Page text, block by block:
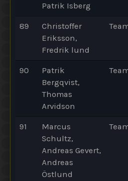
Patrik Isberg
89
Christoffer
Eriksson,
Fredrik lund
90
Patrik
Bergqvist,
Thomas
Arvidson
91
Marcus
Schultz,
Andreas Gevert,
Andreas
Östlund